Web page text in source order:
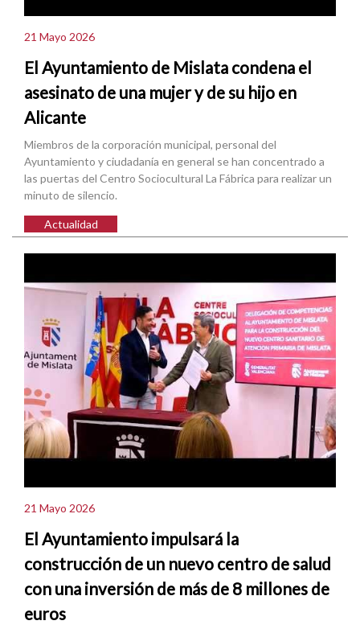
21 Mayo 2026
El Ayuntamiento de Mislata condena el
asesinato de una mujer y de su hijo en
Alicante
Miembros de la corporación municipal, personal del
Ayuntamiento y ciudadanía en general se han concentrado a
las puertas del Centro Sociocultural La Fábrica para realizar un
minuto de silencio.
Actualidad
21 Mayo 2026
El Ayuntamiento impulsará la
construcción de un nuevo centro de salud
con una inversión de más de 8 millones de
euros